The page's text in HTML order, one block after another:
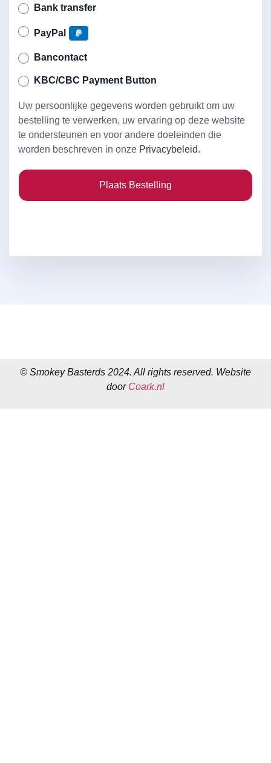
Bank transfer
PayPal
Bancontact
KBC/CBC Payment Button
Uw persoonlijke gegevens worden gebruikt om uw
bestelling te verwerken, uw ervaring op deze website
te ondersteunen en voor andere doeleinden die
worden beschreven in onze Privacybeleid.
Plaats Bestelling
© Smokey Basterds 2024. All rights reserved. Website
door Coark.nl